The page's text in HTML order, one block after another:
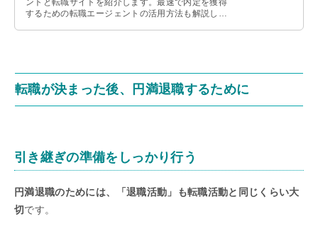
ントと転職サイトを紹介します。最速で内定を獲得
するための転職エージェントの活用方法も解説しま
転職が決まった後、円満退職するために
引き継ぎの準備をしっかり行う
円満退職のためには、「退職活動」も転職活動と同じくらい大
切です。